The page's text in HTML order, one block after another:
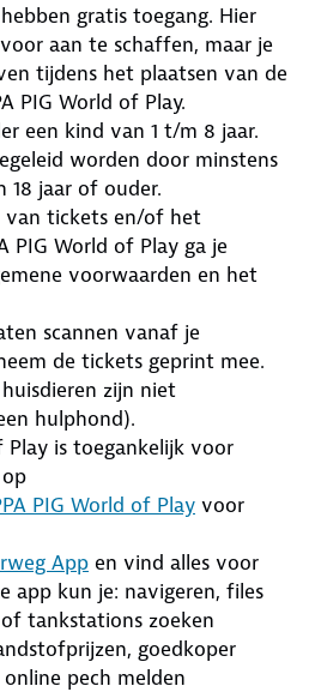
gratis toegang. Hier
aan te schaffen, maar je
tijdens het plaatsen van de
PIG World of Play.
een kind van 1 t/m 8 jaar.
worden door minstens
18 jaar of ouder.
van tickets en/of het
PIG World of Play ga je
voorwaarden en het
scannen vanaf je
de tickets geprint mee.
zijn niet
hulphond).
Play is toegankelijk voor
PIG World of Play voor
App en vind alles voor
app kun je: navigeren, files
tankstations zoeken
goedkoper
pech melden